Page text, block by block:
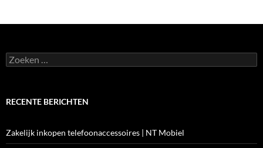
Zoeken
naar:
RECENTE BERICHTEN
Zakelijk inkopen telefoonaccessoires | NT Mobiel